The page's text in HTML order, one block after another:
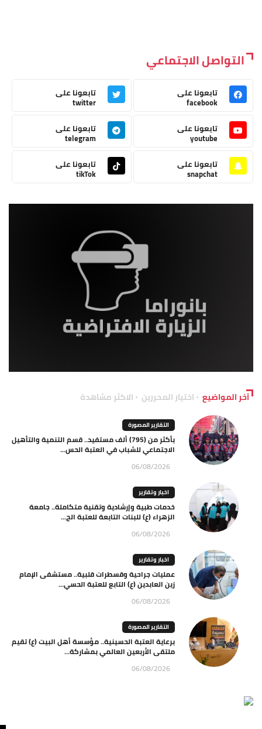
التواصل الاجتماعي
تابعونا على
facebook
تابعونا على
twitter
تابعونا على
youtube
تابعونا على
telegram
تابعونا على
snapchat
تابعونا على
tikTok
آخر المواضيع اختيار المحررين الاكثر مشاهدة
التقارير المصورة
بأكثر من (795) ألف مستفيد.. قسم التنمية والتأهيل
الاجتماعي للشباب في العتبة الحس...
06/08/2026
اخبار وتقارير
خدمات طبية وإرشادية وتقنية متكاملة.. جامعة
الزهراء (ع) للبنات التابعة للعتبة الح...
06/08/2026
اخبار وتقارير
عمليات جراحية وقسطرات قلبية.. مستشفى الإمام
زين العابدين (ع) التابع للعتبة الحسي...
06/08/2026
التقارير المصورة
برعاية العتبة الحسينية.. مؤسسة أهل البيت (ع) تقيم
ملتقى الأربعين العالمي بمشاركة...
06/08/2026